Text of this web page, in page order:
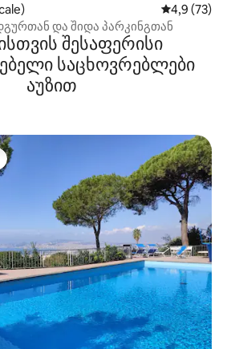
საშუალო
4,9 (73)
და შიდა პარკინგთან
შესაფერისი
საცხოვრებლები
აუზით